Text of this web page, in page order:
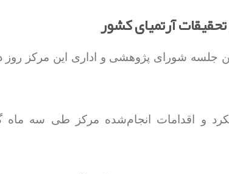
آرتمیای کشور
جلسه شورای پژوهشی و اداری این مرکز روز
و اقدامات انجام‌شده مرکز طی سه ماه